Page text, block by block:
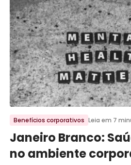
Benefícios corporativos Leia em 7
Janeiro Branco:
no ambiente